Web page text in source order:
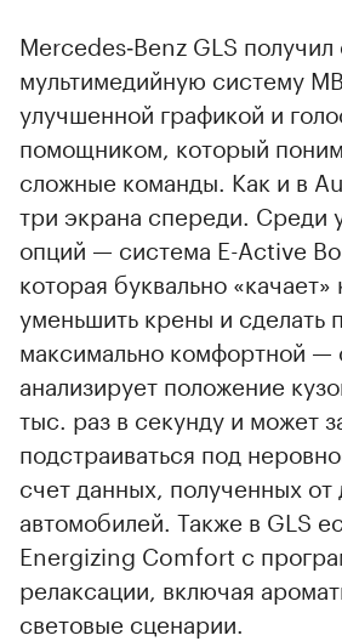
Mercedes‑Benz GLS
мультимедийную систему
улучшенной графикой и
помощником, который
сложные команды. Как и в
три экрана спереди. Среди
опций — система E-Active
которая буквально
уменьшить крены и сделать
максимально комфортной —
анализирует положение
тыс. раз в секунду и может
подстраиваться под
счет данных, полученных от
автомобилей. Также в GLS
Energizing Comfort с
релаксации, включая
световые сценарии.